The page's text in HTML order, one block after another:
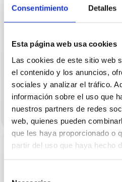
Consentimiento Detalles
Esta página web usa cookies
Las cookies de este sitio web
el contenido y los anuncios,
sociales y analizar el tráfico.
información sobre el uso que
nuestros partners de redes
web, quienes pueden
que les haya proporcionado o
partir del uso que haya hecho
¿Sería posible delimitar con
personas?
6Apoyos
APOYAR
DeVamos, Granada
Respondo a
Moreno